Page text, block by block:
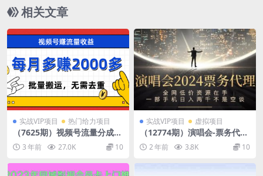
相关文章
实战VIP项目 热门给力项目
（7625期）视频号流量分成，
不用剪辑，有手就行，轻松月
入2000+
3 年前 27.0K 10
实战VIP项目 虚拟项目
（12774期）演唱会-票务代
理，全网低价资源在手，一部
手机日入两千不是空谈
2 年前 3.8K 10